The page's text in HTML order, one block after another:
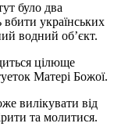
було два
українських
водний об’єкт.
цілюще
Матері Божої.
вилікувати від
та молитися.